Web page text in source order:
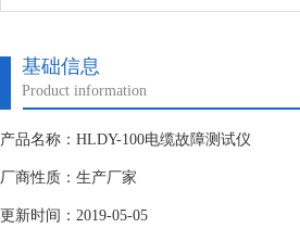
基础信息
Product information
产品名称：HLDY-100电缆故障测试仪
厂商性质：生产厂家
更新时间：2019-05-05